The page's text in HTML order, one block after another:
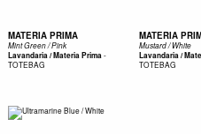
MATERIA PRIMA
Mint Green / Pink
Lavandaria / Materia Prima-
TOTEBAG
MATERIA
Mustard / White
Lavandaria /
TOTEBAG